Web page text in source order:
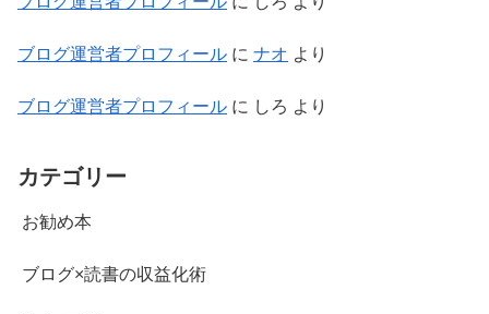
ブログ運営者プロフィール に ナオ より
ブログ運営者プロフィール に しろ より
カテゴリー
お勧め本
ブログ×読書の収益化術